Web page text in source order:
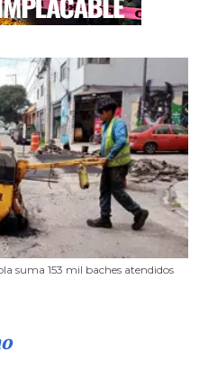
suma 153 mil baches atendidos